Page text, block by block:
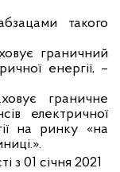
такого
граничний
енергії, –
граничне
електричної
на ринку «на
з 01 січня 2021